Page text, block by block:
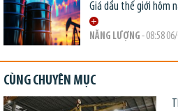
Giá dầu thế giới hôm
NĂNG LƯỢNG - 08:58
CÙNG CHUYÊN MỤC